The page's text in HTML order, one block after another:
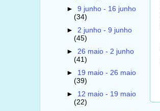
► 9 junho - 16 junho
(34)
► 2 junho - 9 junho
(45)
► 26 maio - 2 junho
(41)
► 19 maio - 26 maio
(39)
► 12 maio - 19 maio
(22)